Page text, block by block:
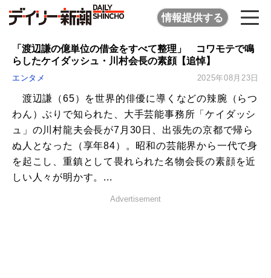
情報提供する
「渡辺謙の億単位の借金をすべて整理」 コワモテで鳴
らしたケイダッシュ・川村会長の素顔【追悼】
エンタメ 2025年08月23日
渡辺謙（65）を世界的俳優に導くなどの辣腕（らつ
わん）ぶりで知られた、大手芸能事務所「ケイダッシ
ュ」の川村龍夫会長が7月30日、出張先の京都で帰ら
ぬ人となった（享年84）。昭和の芸能界から一代で身
を起こし、重鎮として畏れられた名物会長の素顔を近
しい人々が明かす。...
Advertisement